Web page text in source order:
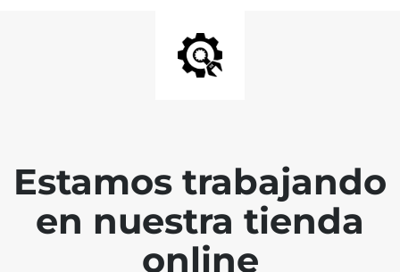
Estamos trabajando
en nuestra tienda
online